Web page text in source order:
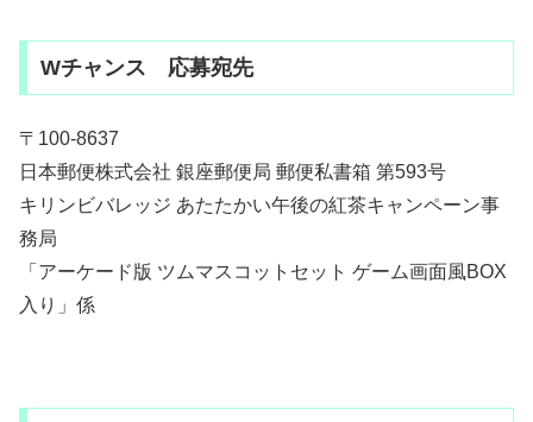
Wチャンス 応募宛先
〒100-8637
日本郵便株式会社 銀座郵便局 郵便私書箱 第593号
キリンビバレッジ あたたかい午後の紅茶キャンペーン事
務局
「アーケード版 ツムマスコットセット ゲーム画面風BOX
入り」係